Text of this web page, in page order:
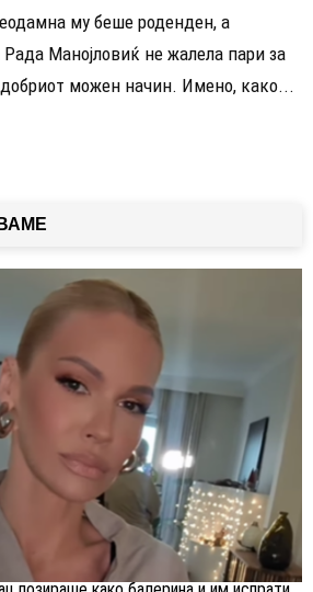
му беше роденден, а
Рада Манојловиќ не жалела пари за
можен начин. Имено, како...